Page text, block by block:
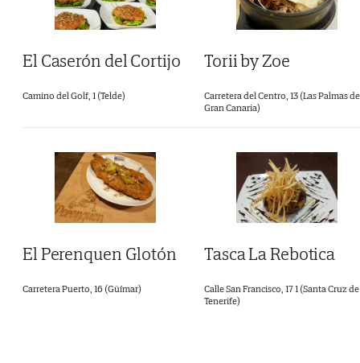
El Caserón del Cortijo
Camino del Golf, 1 (Telde)
Torii by Zoe
Carretera del Centro, 13 (Las Palmas de
Gran Canaria)
El Perenquen Glotón
Carretera Puerto, 16 (Güímar)
Tasca La Rebotica
Calle San Francisco, 17 1 (Santa Cruz de
Tenerife)